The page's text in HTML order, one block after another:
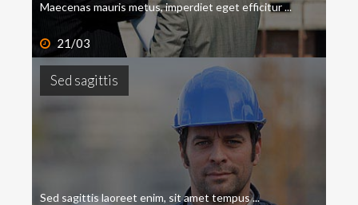
21/03
Maecenas mauris metus, imperdiet eget efficitur ...
Sed sagittis
Sed sagittis laoreet enim, sit amet tempus ...